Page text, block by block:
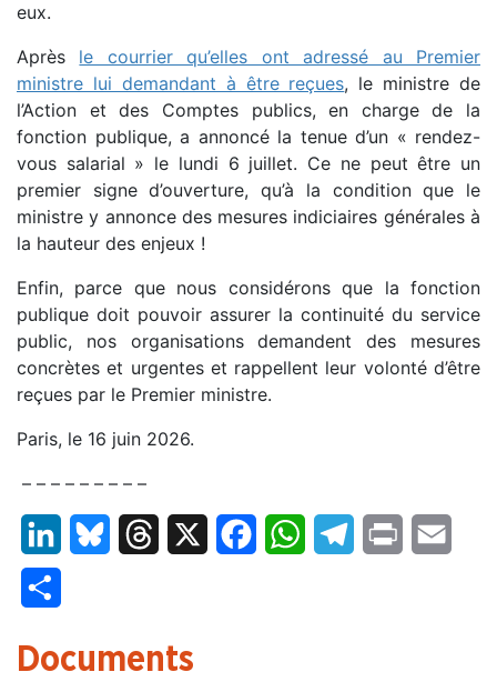
eux.
Après le courrier qu’elles ont adressé au Premier
ministre lui demandant à être reçues, le ministre de
l’Action et des Comptes publics, en charge de la
fonction publique, a annoncé la tenue d’un « rendez-
vous salarial » le lundi 6 juillet. Ce ne peut être un
premier signe d’ouverture, qu’à la condition que le
ministre y annonce des mesures indiciaires générales à
la hauteur des enjeux !
Enfin, parce que nous considérons que la fonction
publique doit pouvoir assurer la continuité du service
public, nos organisations demandent des mesures
concrètes et urgentes et rappellent leur volonté d’être
reçues par le Premier ministre.
Paris, le 16 juin 2026.
– – – – – – – – –
LinkedInBluesky Threads FacebookWhatsAppTelegram
Print
Documents